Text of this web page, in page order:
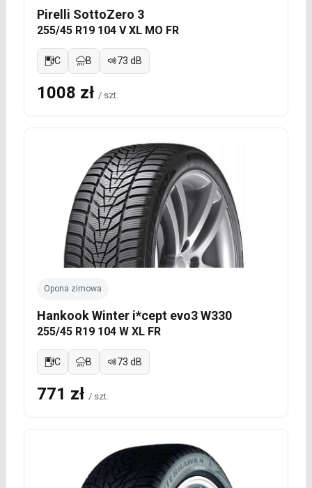
Pirelli SottoZero 3
255/45 R19 104 V XL MO FR
C B 73 dB
1008 zł / szt.
Opona zimowa
Hankook Winter i*cept evo3 W330
255/45 R19 104 W XL FR
C B 73 dB
771 zł / szt.